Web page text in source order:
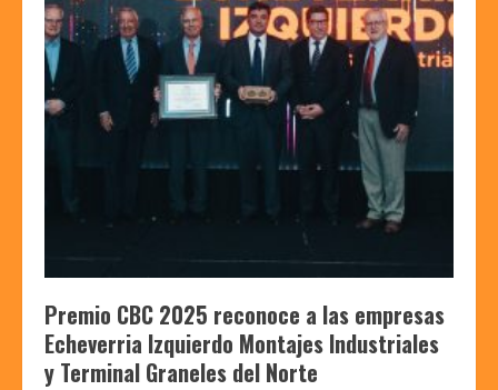
Premio CBC 2025 reconoce a las empresas
Echeverria Izquierdo Montajes Industriales
y Terminal Graneles del Norte